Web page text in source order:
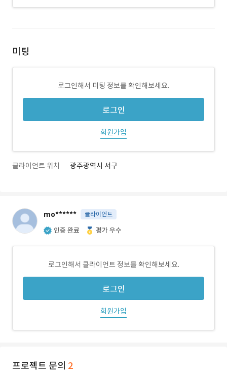
미팅
로그인해서 미팅 정보를 확인해보세요.
로그인
회원가입
클라이언트 위치 광주광역시 서구
mo****** 클라이언트
인증 완료 평가 우수
로그인해서 클라이언트 정보를 확인해보세요.
로그인
회원가입
프로젝트 문의 2